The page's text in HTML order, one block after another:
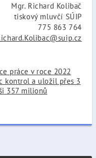
Mgr. Richard Kolibač
tiskový mluvčí SÚIP
775 863 764
práce v roce 2022
kontrol a uložil přes 3
357 milionů